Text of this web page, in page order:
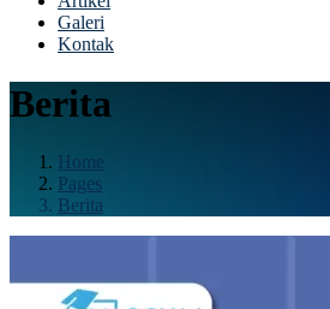
Galeri
Kontak
Berita
Home
Pages
Berita